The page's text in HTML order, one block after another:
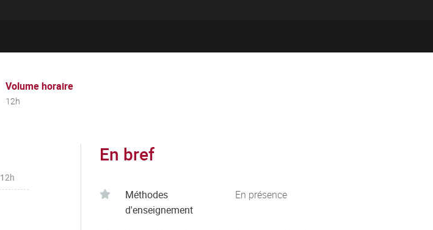
Volume horaire
12h
12h
En bref
Méthodes
d'enseignement
En présence